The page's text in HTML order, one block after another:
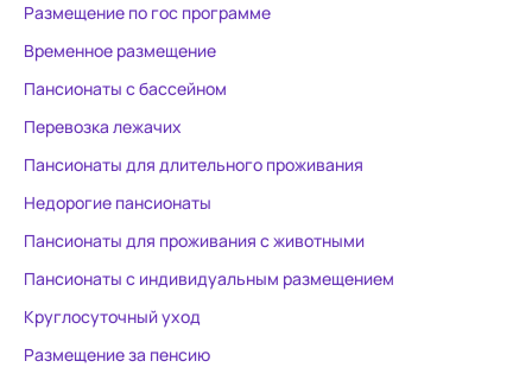
Размещение по гос программе
Временное размещение
Пансионаты с бассейном
Перевозка лежачих
Пансионаты для длительного проживания
Недорогие пансионаты
Пансионаты для проживания с животными
Пансионаты с индивидуальным размещением
Круглосуточный уход
Размещение за пенсию